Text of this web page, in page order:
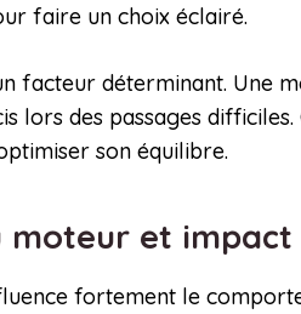
faire un choix éclairé.
facteur déterminant. Une
lors des passages
son équilibre.
moteur et
fortement le